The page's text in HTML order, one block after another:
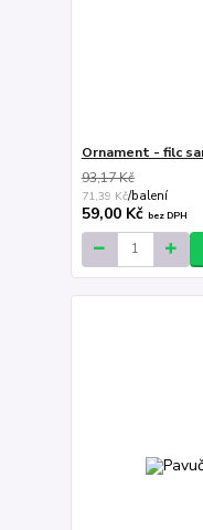
Ornament - filc
93,17 Kč
71,39 Kč/balení
59,00 Kč bez DPH